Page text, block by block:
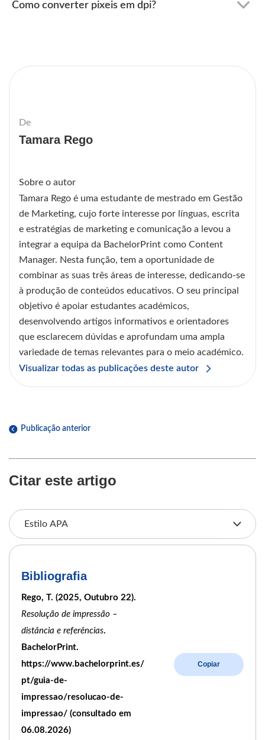
Como converter pixeis em dpi?
De
Tamara Rego
Sobre o autor
Tamara Rego é uma estudante de mestrado em Gestão
de Marketing, cujo forte interesse por línguas, escrita
e estratégias de marketing e comunicação a levou a
integrar a equipa da BachelorPrint como Content
Manager. Nesta função, tem a oportunidade de
combinar as suas três áreas de interesse, dedicando-se
à produção de conteúdos educativos. O seu principal
objetivo é apoiar estudantes académicos,
desenvolvendo artigos informativos e orientadores
que esclarecem dúvidas e aprofundam uma ampla
variedade de temas relevantes para o meio académico.
Visualizar todas as publicações deste autor
Publicação anterior
Citar este artigo
Bibliografia
Rego, T. (2025, Outubro 22).
Resolução de impressão –
distância e referências.
BachelorPrint.
https://www.bachelorprint.es/
pt/guia-de-
impressao/resolucao-de-
impressao/ (consultado em
06.08.2026)
Copiar